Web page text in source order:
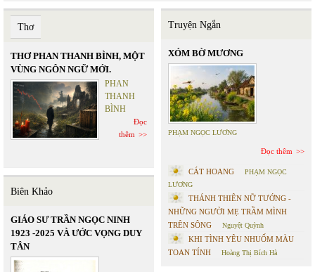
Thơ
THƠ PHAN THANH BÌNH, MỘT
VÙNG NGÔN NGỮ MỚI.
PHAN
THANH
BÌNH
Đọc
thêm
Biên Khảo
GIÁO SƯ TRẦN NGỌC NINH
1923 -2025 VÀ ƯỚC VỌNG DUY
TÂN
Truyện Ngắn
XÓM BỜ MƯƠNG
PHẠM NGỌC LƯƠNG
Đọc thêm
CÁT HOANG
PHẠM NGỌC
LƯƠNG
THÁNH THIÊN NỮ TƯỚNG -
NHỮNG NGƯỜI MẸ TRẦM MÌNH
TRÊN SÔNG
Nguyệt Quỳnh
KHI TÌNH YÊU NHUỐM MÀU
TOAN TÍNH
Hoàng Thị Bích Hà